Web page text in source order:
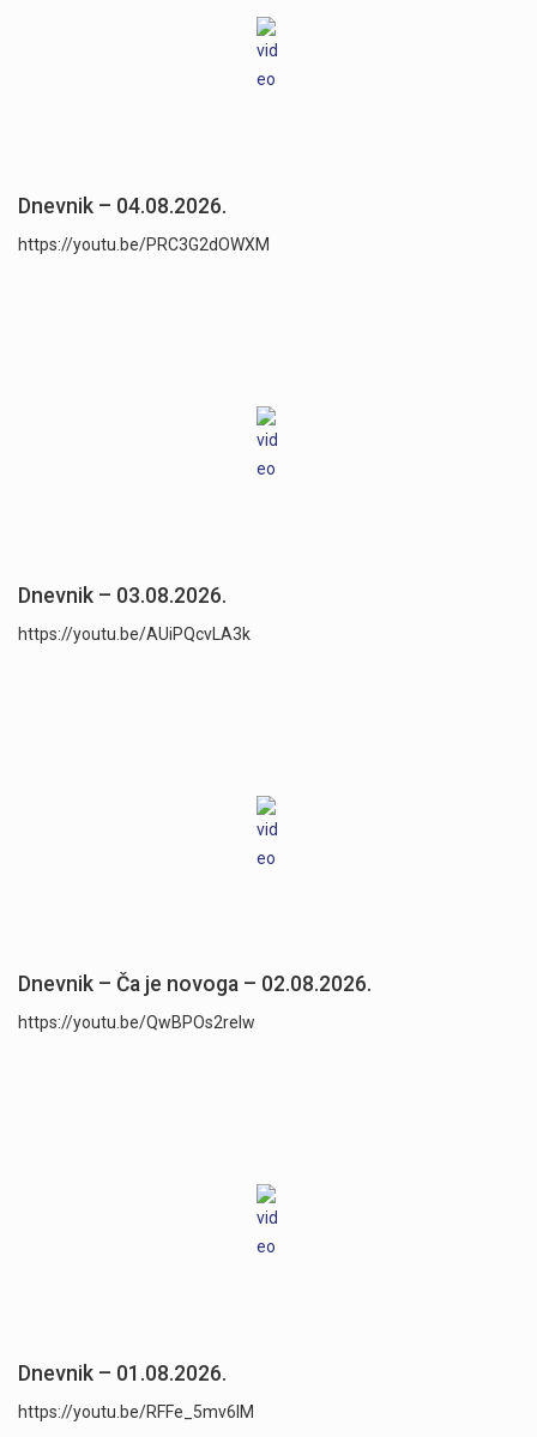
Dnevnik – 04.08.2026.
https://youtu.be/PRC3G2dOWXM
Dnevnik – 03.08.2026.
https://youtu.be/AUiPQcvLA3k
Dnevnik – Ča je novoga – 02.08.2026.
https://youtu.be/QwBPOs2reIw
Dnevnik – 01.08.2026.
https://youtu.be/RFFe_5mv6lM